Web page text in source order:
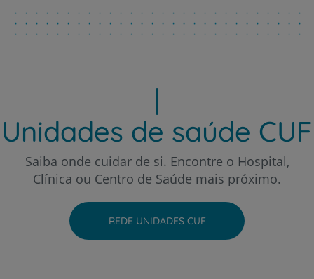
Hospital CUF Santarém
Hospital CUF Sintra
Hospital CUF Tejo - Lisboa
Hospital CUF Torres Vedras
Unidades de saúde CUF
Saiba onde cuidar de si. Encontre o Hospital,
Clínica ou Centro de Saúde mais próximo.
REDE UNIDADES CUF